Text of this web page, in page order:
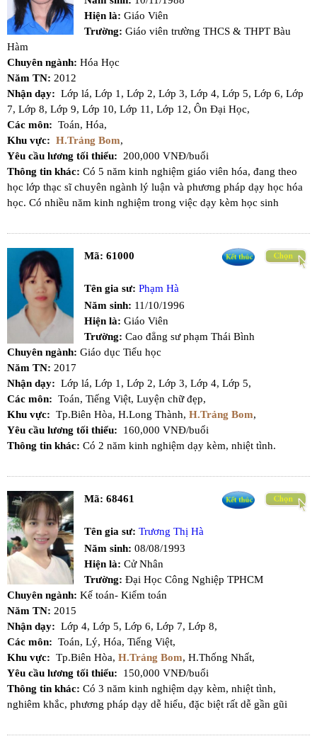
Hiện là: Giáo Viên
Trường: Giáo viên trường THCS & THPT Bàu
Hàm
Chuyên ngành: Hóa Học
Năm TN: 2012
Nhận dạy: Lớp lá, Lớp 1, Lớp 2, Lớp 3, Lớp 4, Lớp 5, Lớp 6, Lớp
7, Lớp 8, Lớp 9, Lớp 10, Lớp 11, Lớp 12, Ôn Đại Học,
Các môn: Toán, Hóa,
Khu vực: H.Trảng Bom,
Yêu cầu lương tối thiểu:
200,000 VNĐ/buổi
Thông tin khác: Có 5 năm kinh nghiệm giáo viên hóa, đang theo
học lớp thạc sĩ chuyên ngành lý luận và phương pháp dạy học hóa
học. Có nhiều năm kinh nghiệm trong việc dạy kèm học sinh
Mã: 61000
Tên gia sư: Phạm Hà
Năm sinh: 11/10/1996
Hiện là: Giáo Viên
Trường: Cao đẳng sư phạm Thái Bình
Chuyên ngành: Giáo dục Tiểu học
Năm TN: 2017
Nhận dạy: Lớp lá, Lớp 1, Lớp 2, Lớp 3, Lớp 4, Lớp 5,
Các môn: Toán, Tiếng Việt, Luyện chữ đẹp,
Khu vực: Tp.Biên Hòa, H.Long Thành, H.Trảng Bom,
Yêu cầu lương tối thiểu:
160,000 VNĐ/buổi
Thông tin khác: Có 2 năm kinh nghiệm dạy kèm, nhiệt tình.
Mã: 68461
Tên gia sư: Trương Thị Hà
Năm sinh: 08/08/1993
Hiện là: Cử Nhân
Trường: Đại Học Công Nghiệp TPHCM
Chuyên ngành: Kế toán- Kiểm toán
Năm TN: 2015
Nhận dạy: Lớp 4, Lớp 5, Lớp 6, Lớp 7, Lớp 8,
Các môn: Toán, Lý, Hóa, Tiếng Việt,
Khu vực: Tp.Biên Hòa, H.Trảng Bom, H.Thống Nhất,
Yêu cầu lương tối thiểu:
150,000 VNĐ/buổi
Thông tin khác: Có 3 năm kinh nghiệm dạy kèm, nhiệt tình,
nghiêm khắc, phương pháp dạy dễ hiểu, đặc biệt rất dễ gần gũi